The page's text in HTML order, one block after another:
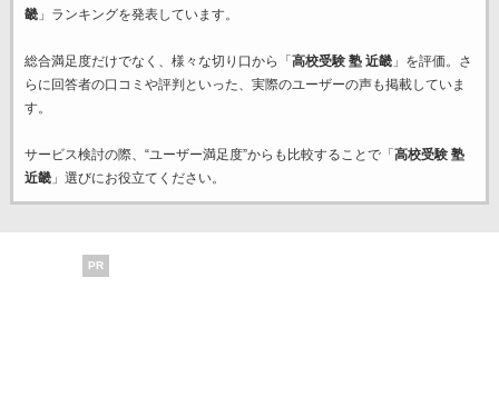
畿」ランキングを発表しています。
総合満足度だけでなく、様々な切り口から「 高校受験 塾 近畿」を評価。さ
らに回答者の口コミや評判といった、実際のユーザーの声も掲載していま
す。
サービス検討の際、“ユーザー満足度”からも比較することで「 高校受験 塾
近畿」選びにお役立てください。
PR